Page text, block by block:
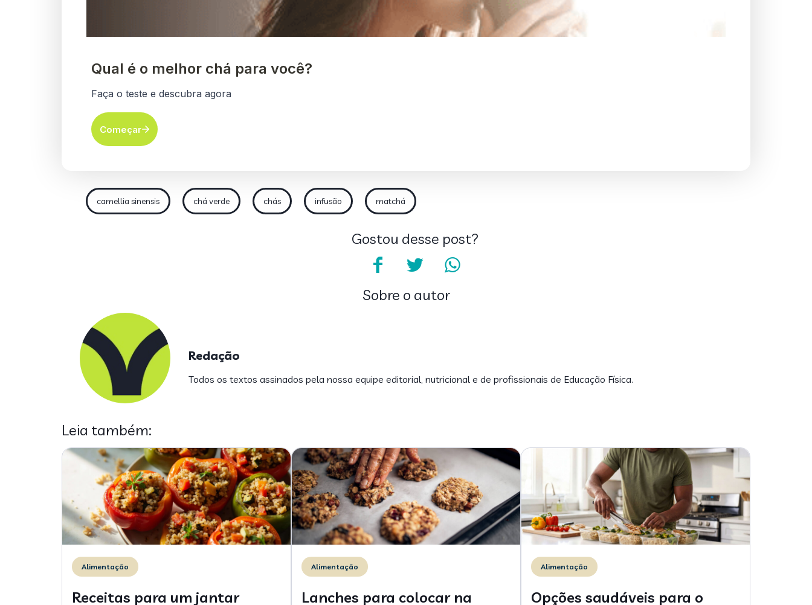
camellia sinensis chá verde chás infusão matchá
Gostou desse post?
Sobre o autor
Redação
Todos os textos assinados pela nossa equipe editorial, nutricional e de profissionais de Educação Física.
Leia também:
Alimentação
Receitas para um jantar
Alimentação
Lanches para colocar na
Alimentação
Opções saudáveis para o